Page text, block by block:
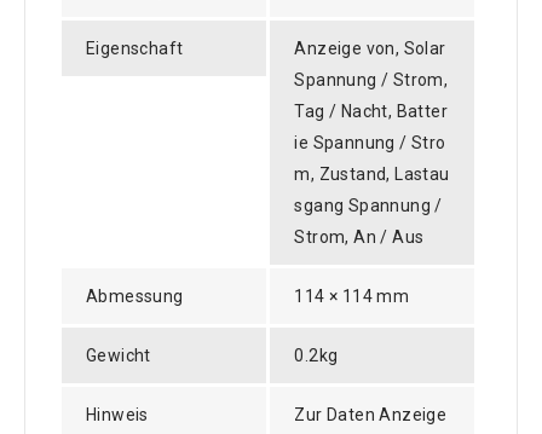
Eigenschaft
Anzeige von, Solar
Spannung / Strom,
Tag / Nacht, Batter
ie Spannung / Stro
m, Zustand, Lastau
sgang Spannung /
Strom, An / Aus
Abmessung 114 × 114 mm
Gewicht 0.2kg
Hinweis
Zur Daten Anzeige